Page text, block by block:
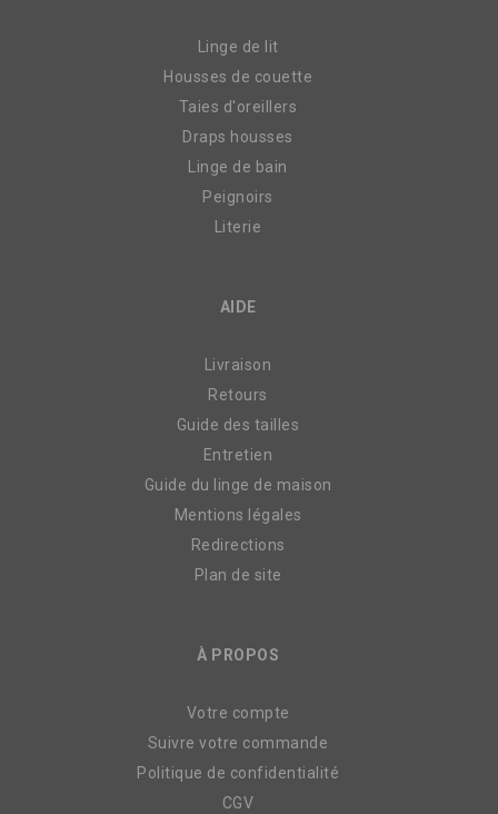
Linge de lit
Housses de couette
Taies d'oreillers
Draps housses
Linge de bain
Peignoirs
Literie
AIDE
Livraison
Retours
Guide des tailles
Entretien
Guide du linge de maison
Mentions légales
Redirections
Plan de site
À PROPOS
Votre compte
Suivre votre commande
Politique de confidentialité
CGV